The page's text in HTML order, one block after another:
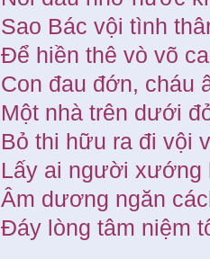
Sao Bác vội tình
Để hiền thê vò võ
Con đau đớn, cháu
Một nhà trên dưới
Bỏ thi hữu ra đi vội
Lấy ai người xướng
Âm dương ngăn
Đáy lòng tâm niệm